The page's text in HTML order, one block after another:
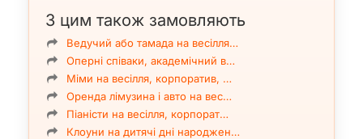
З цим також замовляють
Ведучий або тамада на весілля…
Оперні співаки, академічний в…
Міми на весілля, корпоратив, …
Оренда лімузина і авто на вес…
Піаністи на весілля, корпорат…
Клоуни на дитячі дні народжен…